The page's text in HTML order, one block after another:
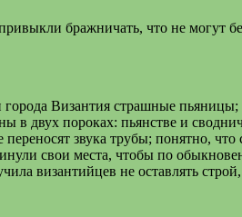
бражничать, что не могут
города Византия страшные
в двух пороках: пьянстве и
переносят звука трубы; понятно,
свои места, чтобы по
византийцев не оставлять